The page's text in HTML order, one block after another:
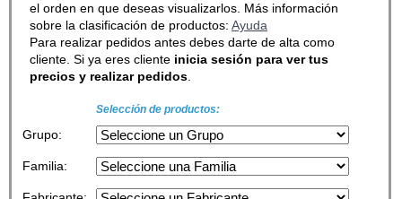
el orden en que deseas visualizarlos. Más información
sobre la clasificación de productos: Ayuda
Para realizar pedidos antes debes darte de alta como
cliente. Si ya eres cliente inicia sesión para ver tus
precios y realizar pedidos.
Selección de productos:
Grupo:
Familia: